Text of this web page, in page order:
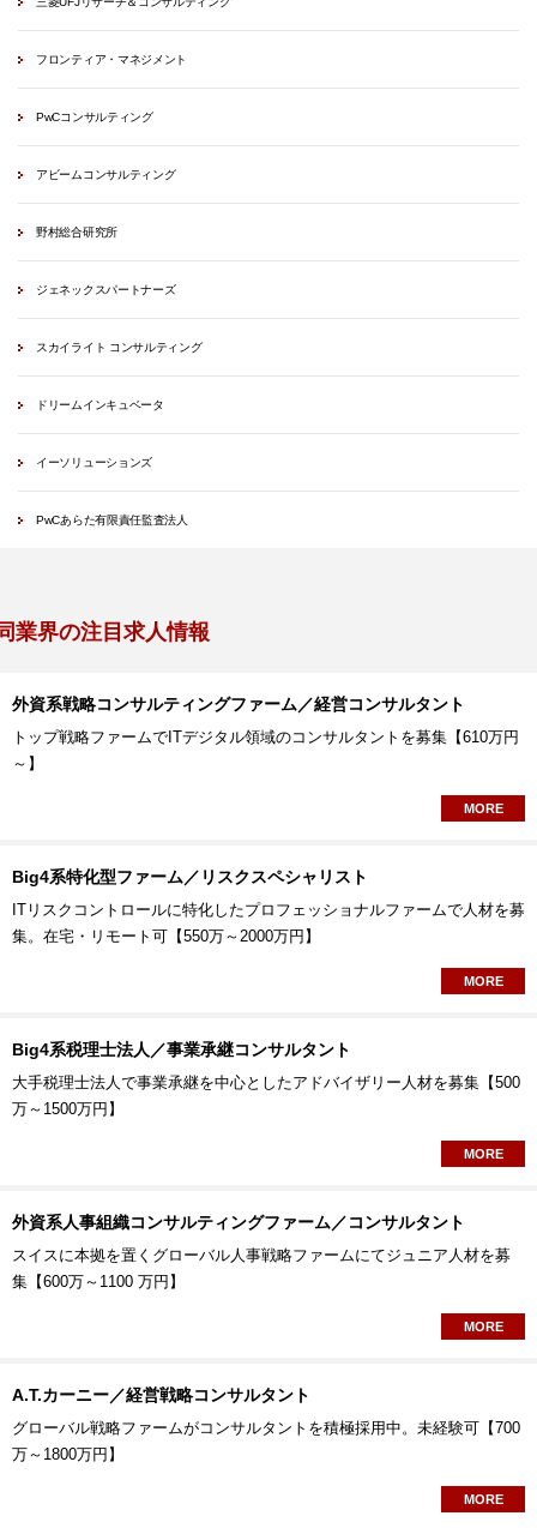
フロンティア・マネジメント
PwCコンサルティング
アビームコンサルティング
野村総合研究所
ジェネックスパートナーズ
スカイライト コンサルティング
ドリームインキュベータ
イーソリューションズ
PwCあらた有限責任監査法人
業界の注目求人情報
外資系戦略コンサルティングファーム／経営コンサルタント
トップ戦略ファームでITデジタル領域のコンサルタントを募集【610万円
～】
MORE
Big4系特化型ファーム／リスクスペシャリスト
ITリスクコントロールに特化したプロフェッショナルファームで人材を募
集。在宅・リモート可【550万～2000万円】
MORE
Big4系税理士法人／事業承継コンサルタント
大手税理士法人で事業承継を中心としたアドバイザリー人材を募集【500
万～1500万円】
MORE
外資系人事組織コンサルティングファーム／コンサルタント
スイスに本拠を置くグローバル人事戦略ファームにてジュニア人材を募
集【600万～1100 万円】
MORE
A.T.カーニー／経営戦略コンサルタント
グローバル戦略ファームがコンサルタントを積極採用中。未経験可【700
万～1800万円】
MORE